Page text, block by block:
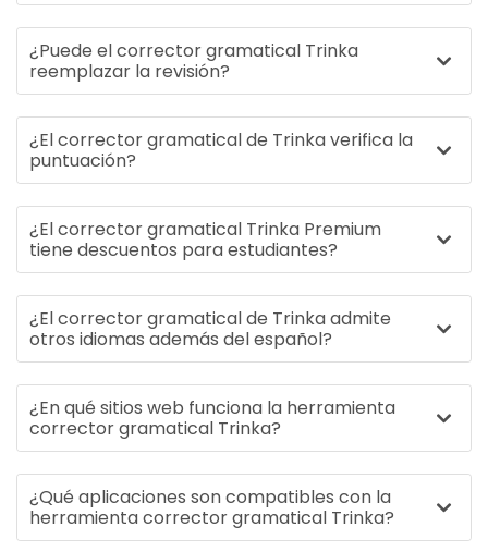
¿Puede el corrector gramatical Trinka
reemplazar la revisión?
¿El corrector gramatical de Trinka verifica la
puntuación?
¿El corrector gramatical Trinka Premium
tiene descuentos para estudiantes?
¿El corrector gramatical de Trinka admite
otros idiomas además del español?
¿En qué sitios web funciona la herramienta
corrector gramatical Trinka?
¿Qué aplicaciones son compatibles con la
herramienta corrector gramatical Trinka?